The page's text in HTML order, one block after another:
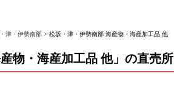
津・伊勢南部 > 松坂・津・伊勢南部 海産物・海産加工品 他
物・海産加工品 他」の直売所